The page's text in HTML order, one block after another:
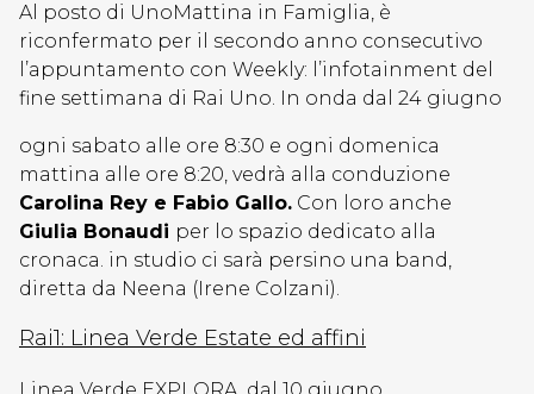
Al posto di UnoMattina in Famiglia, è
riconfermato per il secondo anno consecutivo
l’appuntamento con Weekly: l’infotainment del
fine settimana di Rai Uno. In onda dal 24 giugno
ogni sabato alle ore 8:30 e ogni domenica
mattina alle ore 8:20, vedrà alla conduzione
Carolina Rey e Fabio Gallo. Con loro anche
Giulia Bonaudi per lo spazio dedicato alla
cronaca. in studio ci sarà persino una band,
diretta da Neena (Irene Colzani).
Rai1: Linea Verde Estate ed affini